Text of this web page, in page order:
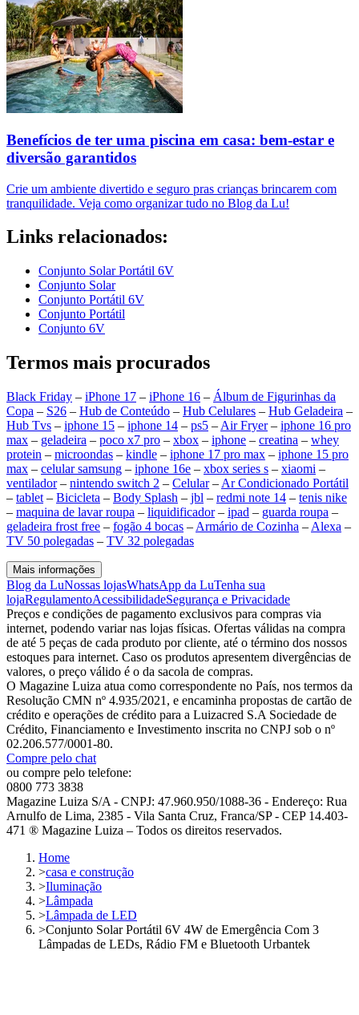
Benefícios de ter uma piscina em casa: bem-estar e
diversão garantidos
Crie um ambiente divertido e seguro pras crianças brincarem com
tranquilidade. Veja como organizar tudo no Blog da Lu!
Links relacionados:
Conjunto Solar Portátil 6V
Conjunto Solar
Conjunto Portátil 6V
Conjunto Portátil
Conjunto 6V
Termos mais procurados
Black Friday – iPhone 17 – iPhone 16 – Álbum de Figurinhas da
Copa – S26 – Hub de Conteúdo – Hub Celulares – Hub Geladeira –
Hub Tvs – iphone 15 – iphone 14 – ps5 – Air Fryer– iphone 16 pro
max – geladeira – poco x7 pro – xbox – iphone – creatina – whey
protein – microondas – kindle – iphone 17 pro max – iphone 15 pro
max – celular samsung – iphone 16e – xbox series s – xiaomi –
ventilador– nintendo switch 2 – Celular– Ar Condicionado Portátil
– tablet – Bicicleta – Body Splash – jbl – redmi note 14 – tenis nike
– maquina de lavar roupa – liquidificador– ipad – guarda roupa –
geladeira frost free – fogão 4 bocas – Armário de Cozinha – Alexa –
TV 50 polegadas – TV 32 polegadas
Mais informações
Blog da LuNossas lojasWhatsApp da LuTenha sua
lojaRegulamentoAcessibilidadeSegurança e Privacidade
Preços e condições de pagamento exclusivos para compras via
internet, podendo variar nas lojas físicas. Ofertas válidas na compra
de até 5 peças de cada produto por cliente, até o término dos nossos
estoques para internet. Caso os produtos apresentem divergências de
valores, o preço válido é o da sacola de compras.
O Magazine Luiza atua como correspondente no País, nos termos da
Resolução CMN nº 4.935/2021, e encaminha propostas de cartão de
crédito e operações de crédito para a Luizacred S.A Sociedade de
Crédito, Financiamento e Investimento inscrita no CNPJ sob o nº
02.206.577/0001-80.
Compre pelo chat
ou compre pelo telefone:
0800 773 3838
Magazine Luiza S/A - CNPJ: 47.960.950/1088-36 - Endereço: Rua
Arnulfo de Lima, 2385 - Vila Santa Cruz, Franca/SP - CEP 14.403-
471 ® Magazine Luiza – Todos os direitos reservados.
Home
>casa e construção
>Iluminação
>Lâmpada
>Lâmpada de LED
>Conjunto Solar Portátil 6V 4W de Emergência Com 3
Lâmpadas de LEDs, Rádio FM e Bluetooth Urbantek